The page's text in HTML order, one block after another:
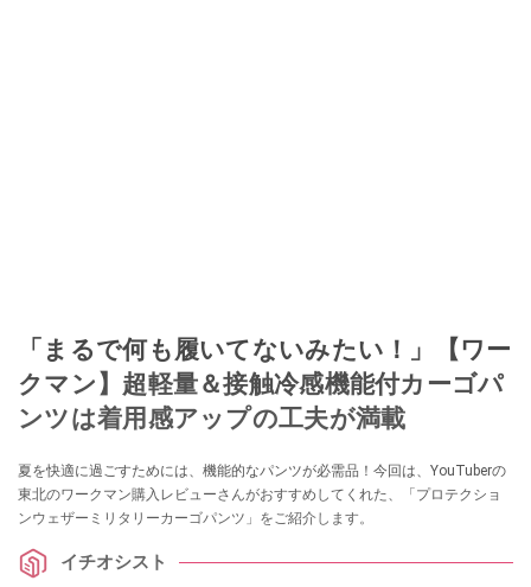
「まるで何も履いてないみたい！」【ワー
クマン】超軽量＆接触冷感機能付カーゴパ
ンツは着用感アップの工夫が満載
夏を快適に過ごすためには、機能的なパンツが必需品！今回は、YouTuberの
東北のワークマン購入レビューさんがおすすめしてくれた、「プロテクショ
ンウェザーミリタリーカーゴパンツ」をご紹介します。
イチオシスト